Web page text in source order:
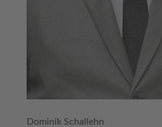
Dominik Schallehn